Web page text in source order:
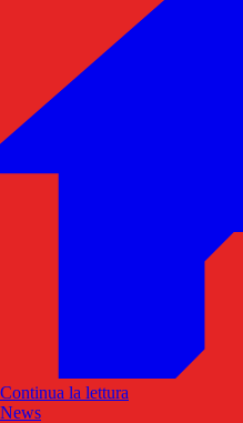
Continua la lettura
News